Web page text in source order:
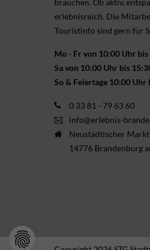
brauchen. Ob aktiv,
erlebnis­reich. Die
Touristinfo sind gern für
Mo - Fr von 10:00 Uhr
Sa von 10:00 Uhr bis
So & Feiertage 10:00 Uhr
0 33 81 - 79 63 60
info@erlebnis-
Neustädtischer
14776 Brandenburg